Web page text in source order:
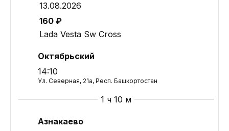
13.08.2026
160 ₽
Lada Vesta Sw Cross
Октябрьский
14:10
Ул. Северная, 21а, Респ. Башкортостан
1 ч 10 м
Азнакаево